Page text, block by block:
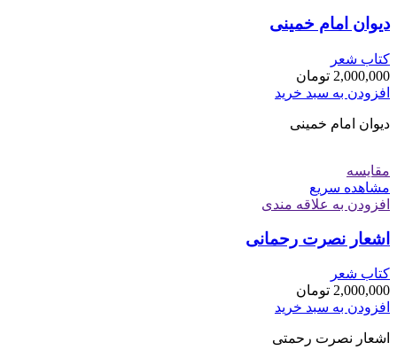
دیوان امام خمینی
کتاب شعر
2,000,000 تومان
افزودن به سبد خرید
دیوان امام خمینی
مقایسه
مشاهده سریع
افزودن به علاقه مندی
اشعار نصرت رحمانی
کتاب شعر
2,000,000 تومان
افزودن به سبد خرید
اشعار نصرت رحمتی